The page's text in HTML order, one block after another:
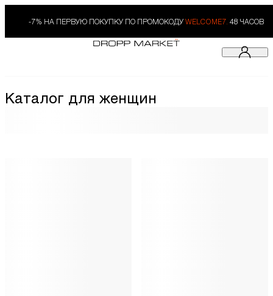
-7% НА ПЕРВУЮ ПОКУПКУ ПО ПРОМОКОДУ WELCOME7. 48 ЧАСОВ
Каталог для женщин